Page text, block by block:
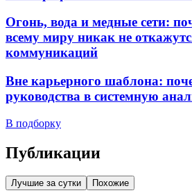
Огонь, вода и медные сети:
всему миру никак не
коммуникаций
Вне карьерного шаблона:
руководства в системную
В подборку
Публикации
Лучшие за сутки Похожие